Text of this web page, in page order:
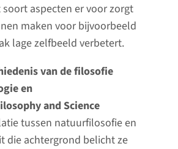
aspecten er voor zorgt
maken voor bijvoorbeeld
lage zelfbeeld verbetert.
van de filosofie
en
and Science
tussen natuurfilosofie en
die achtergrond belicht ze